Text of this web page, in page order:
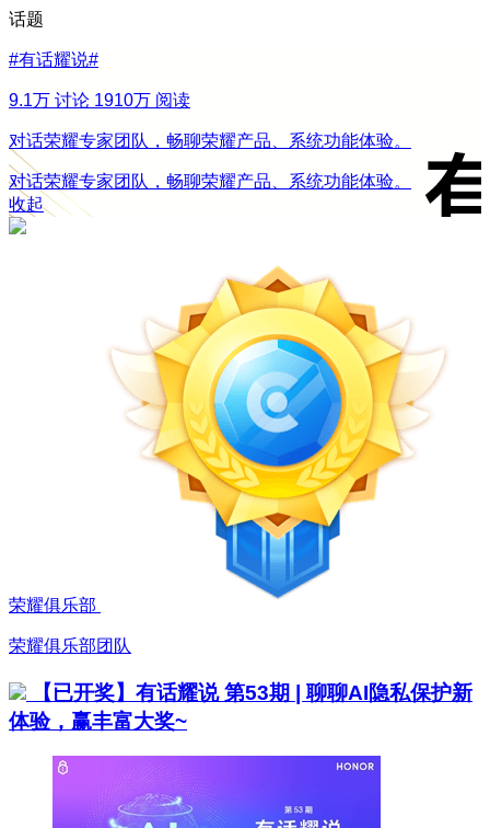
话题
#有话耀说#
9.1万 讨论 1910万 阅读
对话荣耀专家团队，畅聊荣耀产品、系统功能体验。
对话荣耀专家团队，畅聊荣耀产品、系统功能体验。
收起
荣耀俱乐部
荣耀俱乐部团队
【已开奖】有话耀说 第53期 | 聊聊AI隐私保护新
体验，赢丰富大奖~